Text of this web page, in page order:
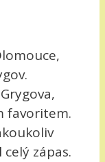
favoritem.
zápas.